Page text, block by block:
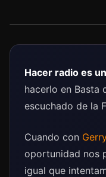
Hacer radio es
hacerlo en Basta
escuchado de la
Cuando con
oportunidad nos
igual que